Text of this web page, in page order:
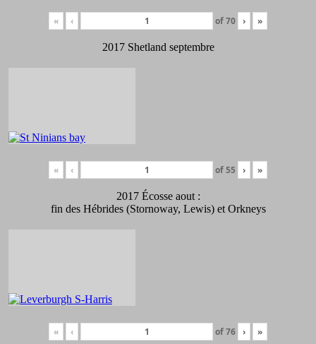
« ‹ of70 › »
2017 Shetland septembre
« ‹ of55 › »
2017 Écosse aout :
fin des Hébrides (Stornoway, Lewis) et Orkneys
« ‹ of76 › »